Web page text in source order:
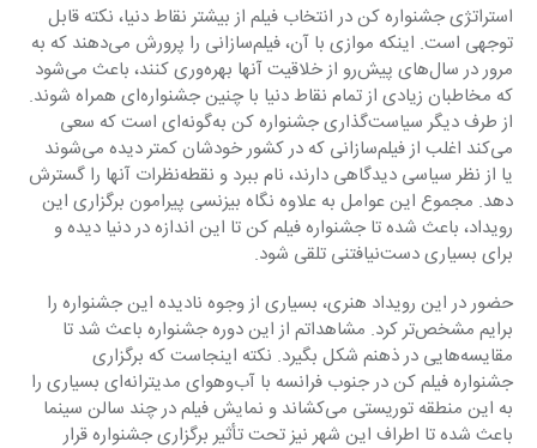
استراتژی جشنواره کن در انتخاب فیلم از بیشتر نقاط دنیا، نکته قابل
توجهی است. اینکه موازی با آن، فیلم‌سازانی را پرورش می‌دهند که به
مرور در سال‌های پیش‌رو از خلاقیت آنها بهره‌وری کنند، باعث می‌شود
که مخاطبان زیادی از تمام نقاط دنیا با چنین جشنواره‌ای همراه شوند.
از طرف دیگر سیاست‌گذاری جشنواره کن به‌گونه‌ای است که سعی
می‌کند اغلب از فیلم‌سازانی که در کشور خودشان کمتر دیده می‌شوند
یا از نظر سیاسی دیدگاهی دارند، نام ببرد و نقطه‌نظرات آنها را گسترش
دهد. مجموع این عوامل به علاوه نگاه بیزنسی پیرامون برگزاری این
رویداد، باعث شده تا جشنواره فیلم کن تا این اندازه در دنیا دیده و
برای بسیاری دست‌نیافتنی تلقی شود.
حضور در این رویداد هنری، بسیاری از وجوه نادیده این جشنواره را
برایم مشخص‌تر کرد. مشاهداتم از این دوره جشنواره باعث شد تا
مقایسه‌هایی در ذهنم شکل بگیرد. نکته اینجاست که برگزاری
جشنواره فیلم کن در جنوب فرانسه با آب‌و‌هوای مدیترانه‌ای بسیاری را
به این منطقه توریستی می‌کشاند و نمایش فیلم در چند سالن سینما
باعث شده تا اطراف این شهر نیز تحت تأثیر برگزاری جشنواره قرار